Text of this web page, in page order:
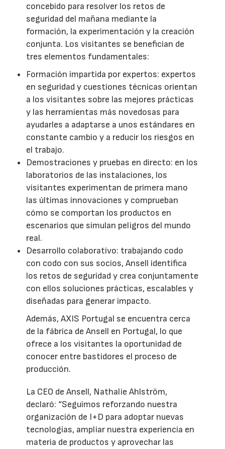
concebido para resolver los retos de
seguridad del mañana mediante la
formación, la experimentación y la creación
conjunta. Los visitantes se benefician de
tres elementos fundamentales:
Formación impartida por expertos: expertos
en seguridad y cuestiones técnicas orientan
a los visitantes sobre las mejores prácticas
y las herramientas más novedosas para
ayudarles a adaptarse a unos estándares en
constante cambio y a reducir los riesgos en
el trabajo.
Demostraciones y pruebas en directo: en los
laboratorios de las instalaciones, los
visitantes experimentan de primera mano
las últimas innovaciones y comprueban
cómo se comportan los productos en
escenarios que simulan peligros del mundo
real.
Desarrollo colaborativo: trabajando codo
con codo con sus socios, Ansell identifica
los retos de seguridad y crea conjuntamente
con ellos soluciones prácticas, escalables y
diseñadas para generar impacto.
Además, AXIS Portugal se encuentra cerca
de la fábrica de Ansell en Portugal, lo que
ofrece a los visitantes la oportunidad de
conocer entre bastidores el proceso de
producción.
La CEO de Ansell, Nathalie Ahlström,
declaró: “Seguimos reforzando nuestra
organización de I+D para adoptar nuevas
tecnologías, ampliar nuestra experiencia en
materia de productos y aprovechar las